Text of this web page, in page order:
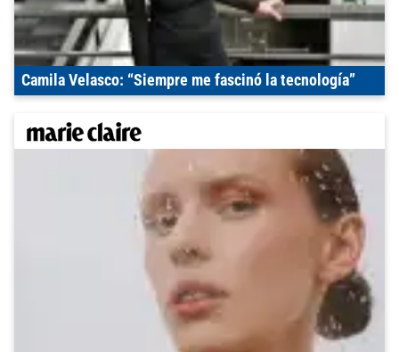
Camila Velasco: “Siempre me fascinó la tecnología”